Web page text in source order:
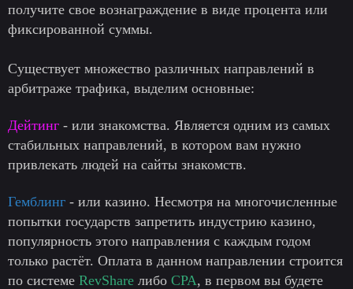
получите свое вознаграждение в виде процента или
фиксированной суммы.
Существует множество различных направлений в
арбитраже трафика, выделим основные:
Дейтинг - или знакомства. Является одним из самых
стабильных направлений, в котором вам нужно
привлекать людей на сайты знакомств.
Гемблинг - или казино. Несмотря на многочисленные
попытки государств запретить индустрию казино,
популярность этого направления с каждым годом
только растёт. Оплата в данном направлении строится
по системе RevShare либо CPA, в первом вы будете